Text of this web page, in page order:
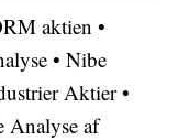
aktien •
• Nibe
Aktier•
Analyse af